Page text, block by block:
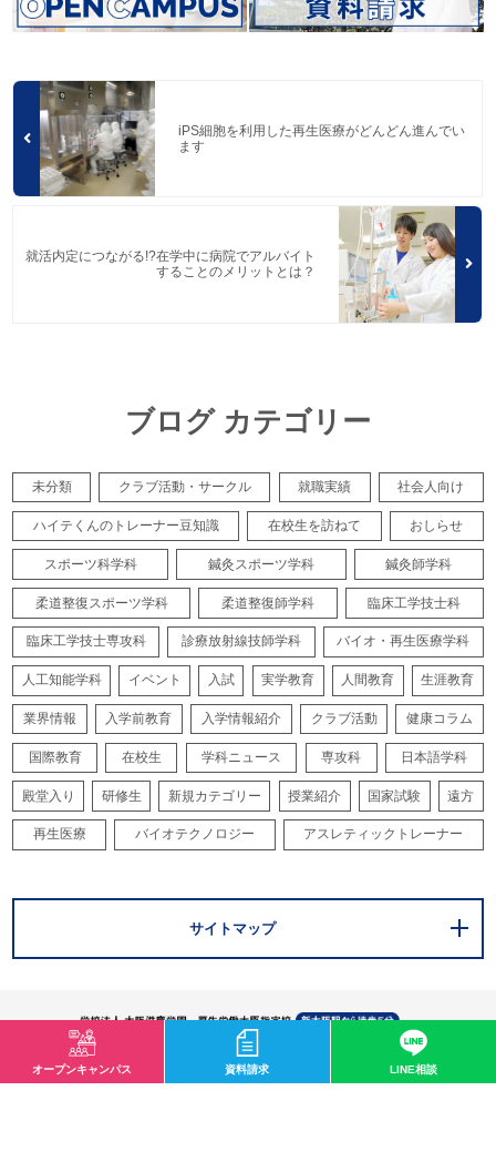
iPS細胞を利用した再生医療がどんどん進んでい
ます
就活内定につながる!?在学中に病院でアルバイト
することのメリットとは？
ブログ カテゴリー
未分類 クラブ活動・サークル 就職実績 社会人向け
ハイテくんのトレーナー豆知識 在校生を訪ねて おしらせ
スポーツ科学科 鍼灸スポーツ学科 鍼灸師学科
柔道整復スポーツ学科 柔道整復師学科 臨床工学技士科
臨床工学技士専攻科 診療放射線技師学科 バイオ・再生医療学科
人工知能学科 イベント 入試 実学教育 人間教育 生涯教育
業界情報 入学前教育 入学情報紹介 クラブ活動 健康コラム
国際教育 在校生 学科ニュース 専攻科 日本語学科
殿堂入り 研修生 新規カテゴリー 授業紹介 国家試験 遠方
再生医療 バイオテクノロジー アスレティックトレーナー
サイトマップ
〒532-0003 大阪市淀川区宮原1-2-43
オープンキャンパス 資料請求 LINE相談